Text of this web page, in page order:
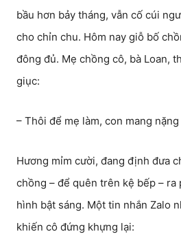
bầu hơn bảy tháng, vẫn cố cúi
cho chỉn chu. Hôm nay giỗ bố
đông đủ. Mẹ chồng cô, bà Loan,
giục:
– Thôi để mẹ làm, con mang
Hương mỉm cười, đang định đưa
chồng – để quên trên kệ bếp – ra
hình bật sáng. Một tin nhắn Zalo
khiến cô đứng khựng lại: